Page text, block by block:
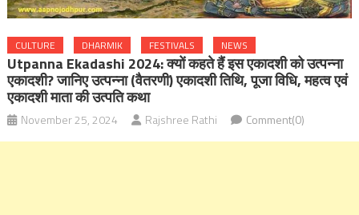
CULTURE DHARMIK FESTIVALS NEWS
Utpanna Ekadashi 2024: क्यों कहते हैं इस एकादशी को उत्पन्ना
एकादशी? जानिए उत्पन्ना (वैतरणी) एकादशी तिथि, पूजा विधि, महत्व एवं
एकादशी माता की उत्पति कथा
November 25, 2024 Rajshree Rathi Comment(0)